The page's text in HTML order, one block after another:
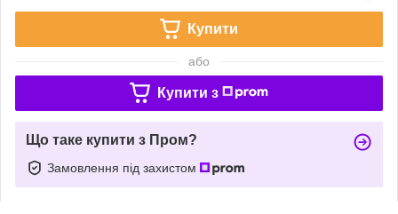
Купити
або
Купити з
Що таке купити з Пром?
Замовлення під захистом